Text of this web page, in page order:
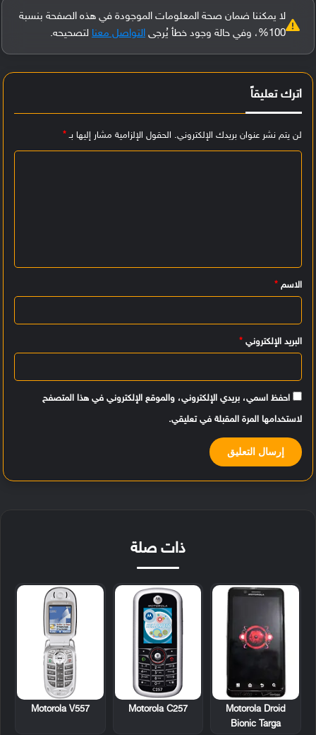
لا يمكننا ضمان صحة المعلومات الموجودة في هذه الصفحة بنسبة
100%، وفي حالة وجود خطأ يُرجى
التواصل معنا لتصحيحه.
اترك تعليقاً
لن يتم نشر عنوان بريدك الإلكتروني. الحقول الإلزامية مشار إليها بـ*
ي
ق
الاسم *
البريد الإلكتروني *
احفظ اسمي، بريدي الإلكتروني، والموقع الإلكتروني في هذا المتصفح
لاستخدامها المرة المقبلة في تعليقي.
ذات صلة
Motorola Droid
Bionic Targa
Motorola C257
Motorola V557